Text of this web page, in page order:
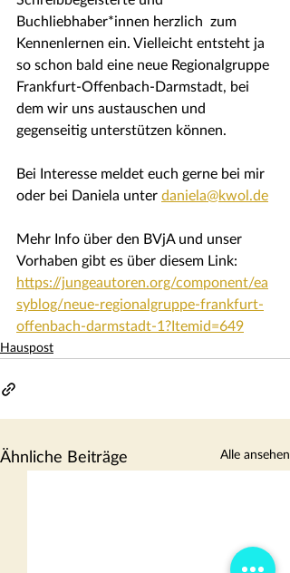
Buchliebhaber*innen herzlich  zum
Kennenlernen ein. Vielleicht entsteht ja
so schon bald eine neue Regionalgruppe
Frankfurt-Offenbach-Darmstadt, bei
dem wir uns austauschen und
gegenseitig unterstützen können.
Bei Interesse meldet euch gerne bei mir
oder bei Daniela unter daniela@kwol.de
Mehr Info über den BVjA und unser
Vorhaben gibt es über diesem Link:
https://jungeautoren.org/component/ea
syblog/neue-regionalgruppe-frankfurt-
offenbach-darmstadt-1?Itemid=649
Hauspost
Ähnliche Beiträge Alle ansehen